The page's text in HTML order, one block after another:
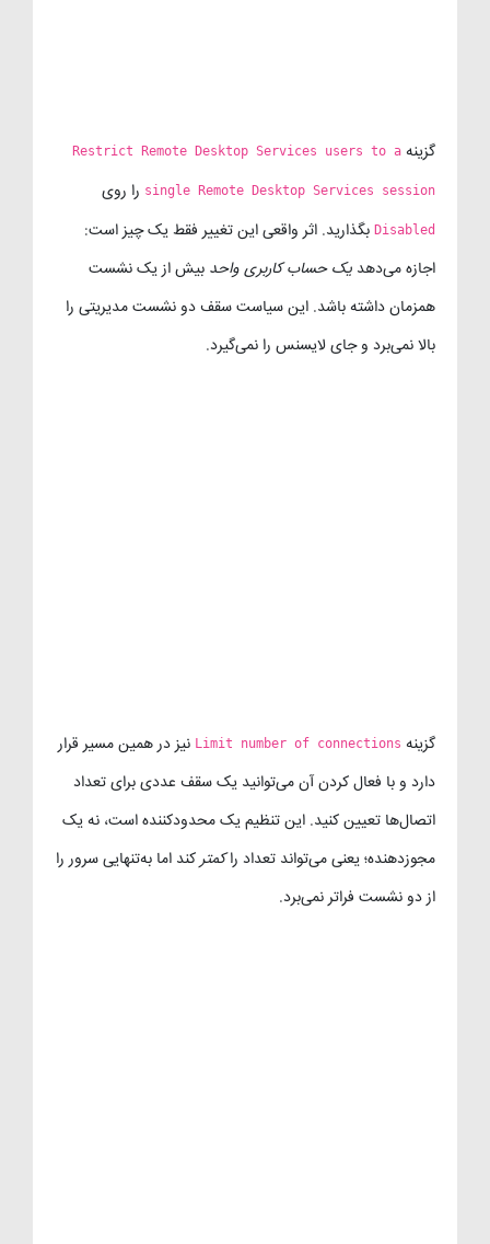
گزینه Restrict Remote Desktop Services users to a
single Remote Desktop Services session را روی
Disabled بگذارید. اثر واقعی این تغییر فقط یک چیز است:
اجازه می‌دهد یک حساب کاربری واحد بیش از یک نشست
همزمان داشته باشد. این سیاست سقف دو نشست مدیریتی را
بالا نمی‌برد و جای لایسنس را نمی‌گیرد.
گزینه Limit number of connections نیز در همین مسیر قرار
دارد و با فعال کردن آن می‌توانید یک سقف عددی برای تعداد
اتصال‌ها تعیین کنید. این تنظیم یک محدودکننده است، نه یک
مجوزدهنده؛ یعنی می‌تواند تعداد راکمترکند اما به‌تنهایی سرور را
از دو نشست فراتر نمی‌برد.